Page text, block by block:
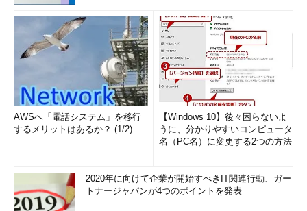
AWSへ「電話システム」を移行
するメリットはあるか？ (1/2)
【Windows 10】後々困らないよ
うに、分かりやすいコンピュータ
名（PC名）に変更する2つの方法
2020年に向けて企業が開始すべきIT関連行動、ガー
トナージャパンが4つのポイントを発表